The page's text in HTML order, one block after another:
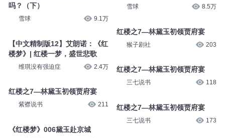
吗？（下）
雪球 9.1万
【中文精制版12】艾朗诺：《红
楼梦》| 红楼一梦，盛世悲歌
维琪没有强迫症 2.4万
红楼之7—林黛玉初领贾府宴
紫襟说书 211
《红楼梦》006黛玉赴京城
雪球 8.5万
红楼之7—林黛玉初领贾府宴
猴子剧社 203
红楼之7—林黛玉初领贾府宴
三七说书 118
红楼之7—林黛玉初领贾府宴
三七说书 173